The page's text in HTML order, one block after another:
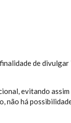
de
evitando
não há